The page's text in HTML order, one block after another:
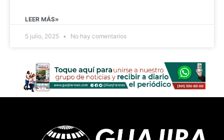
LEER MÁS»
5 julio, 2025 No hay comentarios